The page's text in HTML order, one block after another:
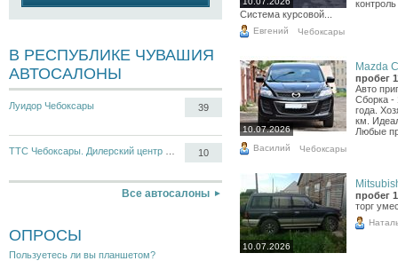
В РЕСПУБЛИКЕ ЧУВАШИЯ
АВТОСАЛОНЫ
Луидор Чебоксары 39
10
Все автосалоны
ОПРОСЫ
Пользуетесь ли вы планшетом?
Система курсовой...
Евгений Чебоксары
10.07.2026
Mazda
пробег
Авто
Сборка -
года.
км.
Любые
Василий Чебоксары
10.07.2026
пробег
торг